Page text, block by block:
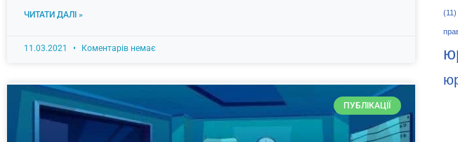
ЧИТАТИ ДАЛІ »
11.03.2021 Коментарів немає
ПУБЛІКАЦІЇ
(11)